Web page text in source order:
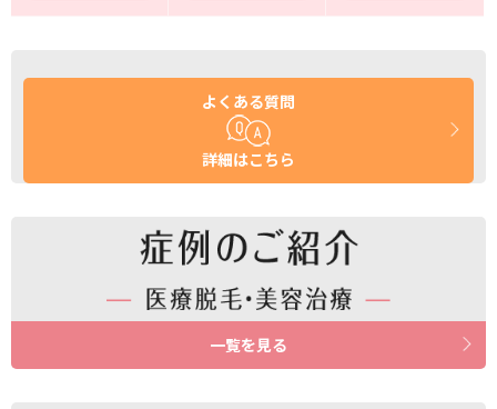
よくある質問
詳細はこちら
一覧を見る